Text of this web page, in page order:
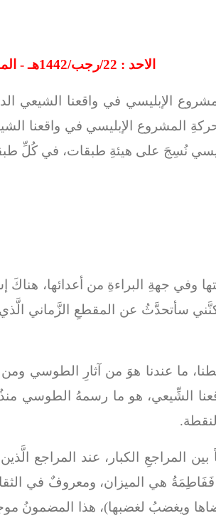
الاحد : 22/رجب/1442هـ - الموافق 2021/3/7م
الإبليسي في واقعنا الشيعي
المشروع الإبليسي في واقعنا
نُسِجَ على هيئةِ طبقات، في كُلِّ
وفي جهةِ البراءةِ من أعدائها، هناكَ
سأتحدَّثُ عن المقطعِ الزَّماني
ما عندنا هوَ من آثارِ الطوسي ومن
الشِّيعي، هو ما رسمهُ الطوسي
الكبار، عند المراجع
هي الميزان، ومعروفٌ في
ويغضبُ لغضبها)، هذا المضمونُ